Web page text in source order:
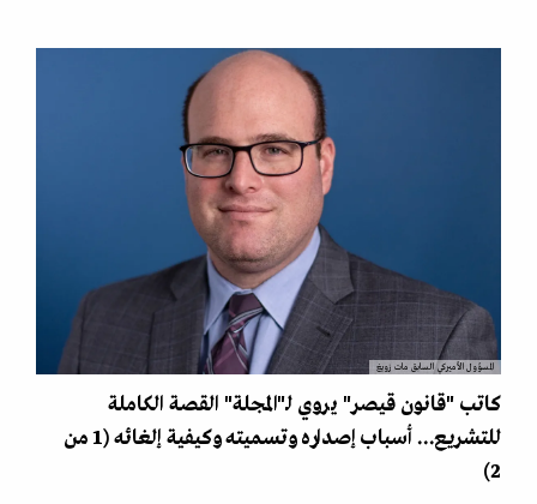
المسؤول الأميركي السابق مات زويغ
كاتب "قانون قيصر" يروي لـ"المجلة" القصة الكاملة
للتشريع... أسباب إصداره وتسميته وكيفية إلغائه (1 من
2)